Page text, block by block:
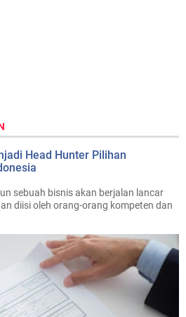
Head Hunter Pilihan
sebuah bisnis akan berjalan lancar
diisi oleh orang-orang kompeten dan